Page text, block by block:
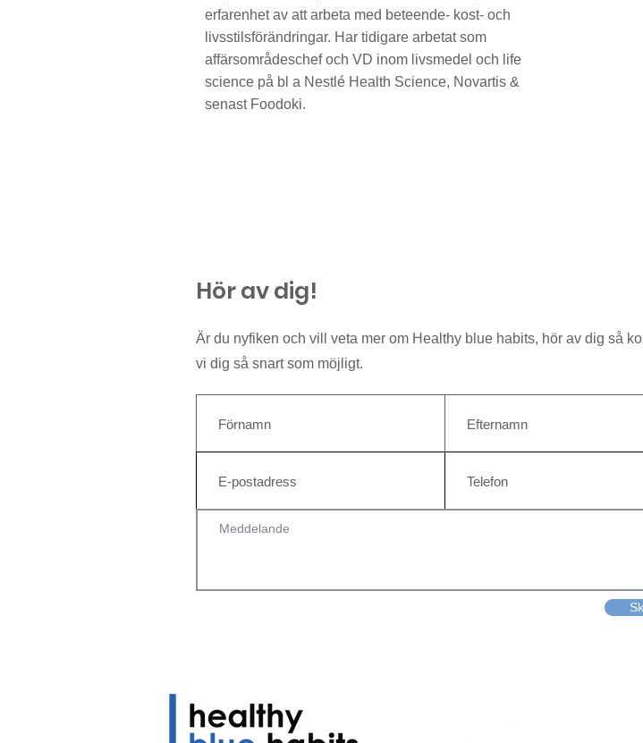
erfarenhet av att arbeta med beteende- kost- och
livsstilsförändringar. Har tidigare arbetat som
affärsområdeschef och VD inom livsmedel och life
science på bl a Nestlé Health Science, Novartis &
senast Foodoki.
Hör av dig!
Är du nyfiken och vill veta mer om Healthy blue habits, hör av dig så
vi dig så snart som möjligt.